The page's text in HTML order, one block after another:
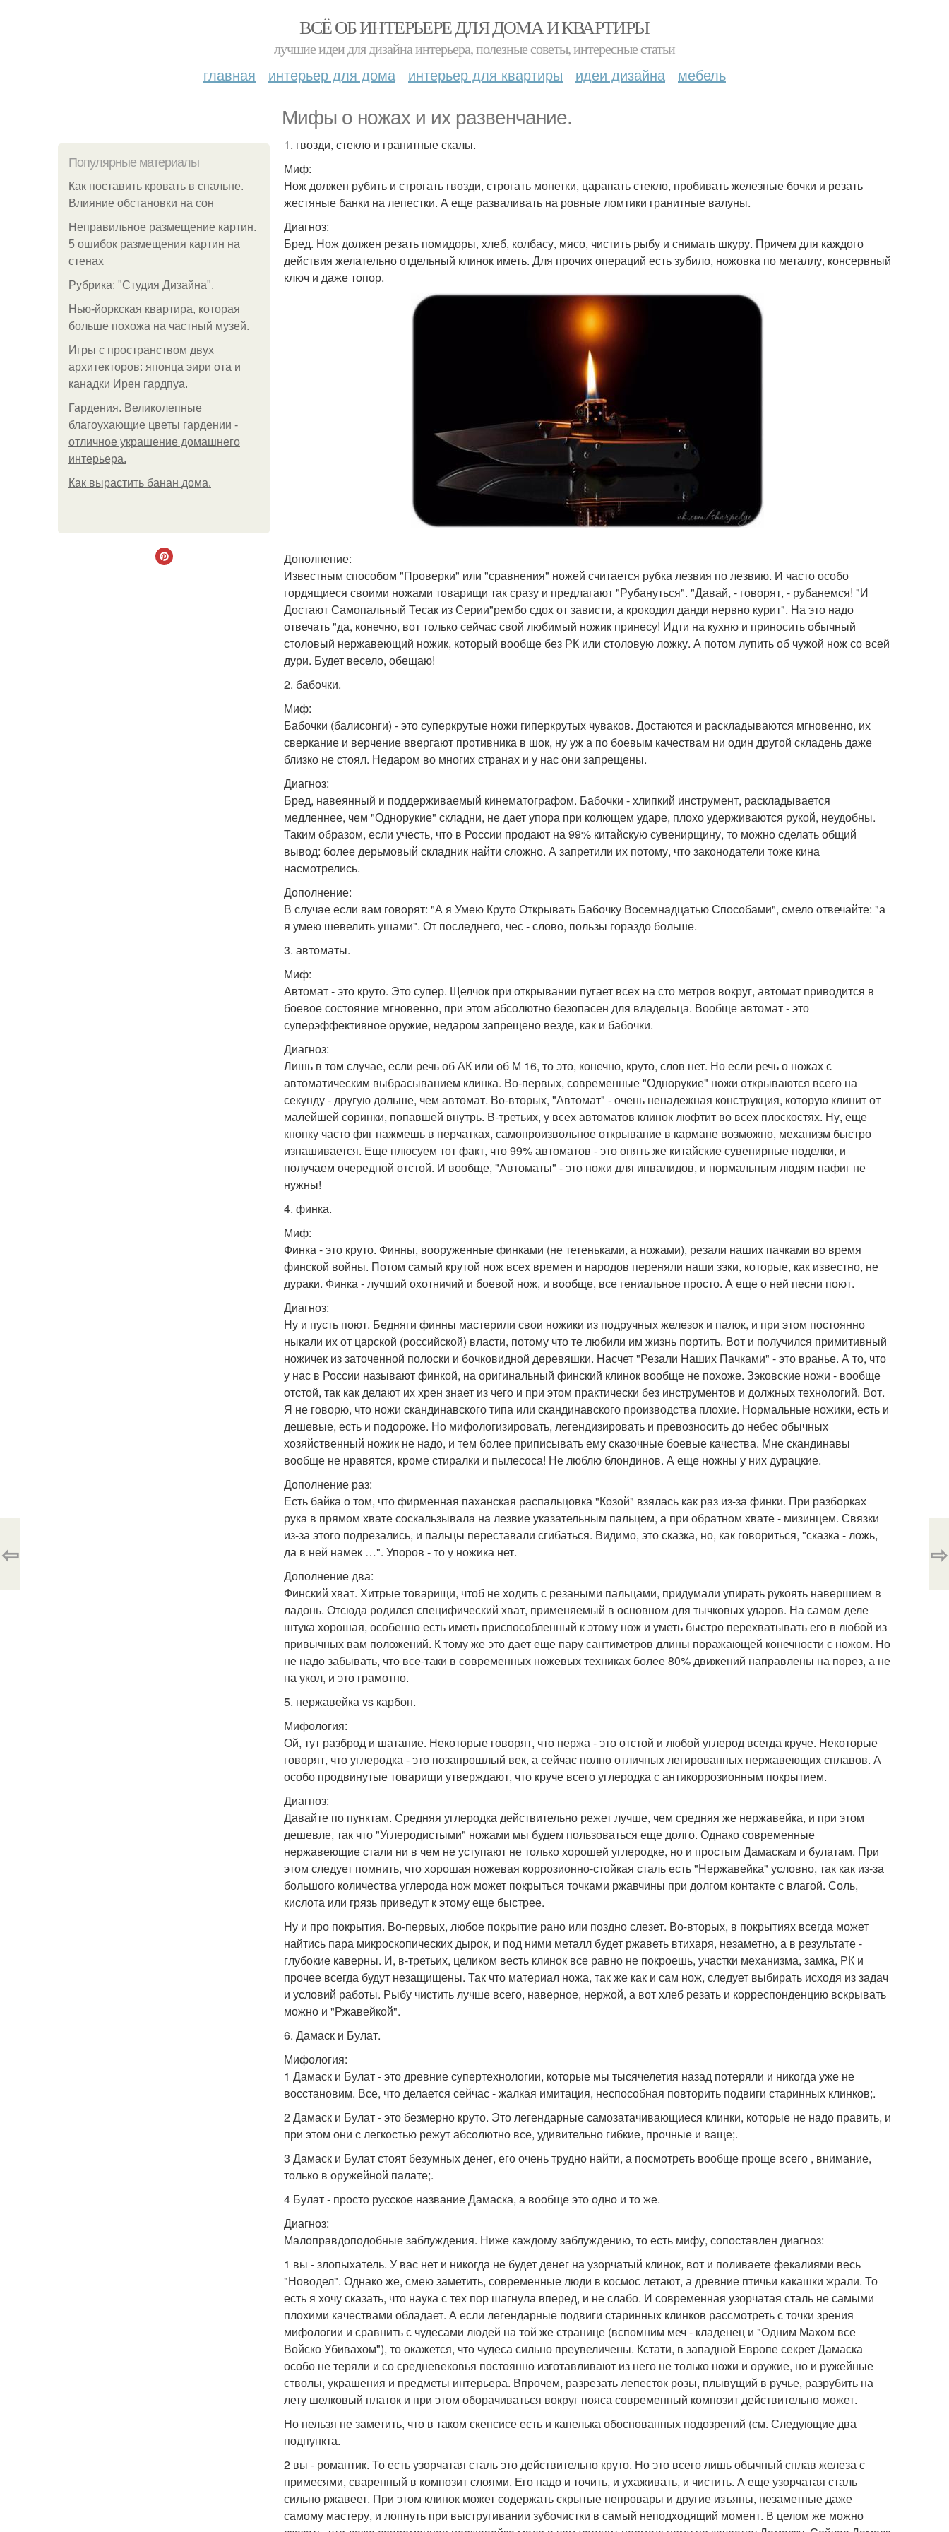
ВСЁ ОБ ИНТЕРЬЕРЕ ДЛЯ ДОМА И КВАРТИРЫ
лучшие идеи для дизайна интерьера, полезные советы, интересные статьи
главная интерьер для дома интерьер для квартиры идеи дизайна мебель
Мифы о ножах и их развенчание.
Популярные материалы
Как поставить кровать в спальне.
Влияние обстановки на сон
Неправильное размещение картин.
5 ошибок размещения картин на
стенах
Рубрика: "Студия Дизайна".
Нью-йоркская квартира, которая
больше похожа на частный музей.
Игры с пространством двух
архитекторов: японца эири ота и
канадки Ирен гардпуа.
Гардения. Великолепные
благоухающие цветы гардении -
отличное украшение домашнего
интерьера.
Как вырастить банан дома.
1. гвозди, стекло и гранитные скалы.
Миф:
Нож должен рубить и строгать гвозди, строгать монетки, царапать стекло, пробивать железные бочки и резать
жестяные банки на лепестки. А еще разваливать на ровные ломтики гранитные валуны.
Диагноз:
Бред. Нож должен резать помидоры, хлеб, колбасу, мясо, чистить рыбу и снимать шкуру. Причем для каждого
действия желательно отдельный клинок иметь. Для прочих операций есть зубило, ножовка по металлу, консервный
ключ и даже топор.
Дополнение:
Известным способом "Проверки" или "сравнения" ножей считается рубка лезвия по лезвию. И часто особо
гордящиеся своими ножами товарищи так сразу и предлагают "Рубануться". "Давай, - говорят, - рубанемся! "И
Достают Самопальный Тесак из Серии"рембо сдох от зависти, а крокодил данди нервно курит". На это надо
отвечать "да, конечно, вот только сейчас свой любимый ножик принесу! Идти на кухню и приносить обычный
столовый нержавеющий ножик, который вообще без РК или столовую ложку. А потом лупить об чужой нож со всей
дури. Будет весело, обещаю!
2. бабочки.
Миф:
Бабочки (балисонги) - это суперкрутые ножи гиперкрутых чуваков. Достаются и раскладываются мгновенно, их
сверкание и верчение ввергают противника в шок, ну уж а по боевым качествам ни один другой складень даже
близко не стоял. Недаром во многих странах и у нас они запрещены.
Диагноз:
Бред, навеянный и поддерживаемый кинематографом. Бабочки - хлипкий инструмент, раскладывается
медленнее, чем "Однорукие" складни, не дает упора при колющем ударе, плохо удерживаются рукой, неудобны.
Таким образом, если учесть, что в России продают на 99% китайскую сувенирщину, то можно сделать общий
вывод: более дерьмовый складник найти сложно. А запретили их потому, что законодатели тоже кина
насмотрелись.
Дополнение:
В случае если вам говорят: "А я Умею Круто Открывать Бабочку Восемнадцатью Способами", смело отвечайте: "а
я умею шевелить ушами". От последнего, чес - слово, пользы гораздо больше.
3. автоматы.
Миф:
Автомат - это круто. Это супер. Щелчок при открывании пугает всех на сто метров вокруг, автомат приводится в
боевое состояние мгновенно, при этом абсолютно безопасен для владельца. Вообще автомат - это
суперэффективное оружие, недаром запрещено везде, как и бабочки.
Диагноз:
Лишь в том случае, если речь об АК или об М 16, то это, конечно, круто, слов нет. Но если речь о ножах с
автоматическим выбрасыванием клинка. Во-первых, современные "Однорукие" ножи открываются всего на
секунду - другую дольше, чем автомат. Во-вторых, "Автомат" - очень ненадежная конструкция, которую клинит от
малейшей соринки, попавшей внутрь. В-третьих, у всех автоматов клинок люфтит во всех плоскостях. Ну, еще
кнопку часто фиг нажмешь в перчатках, самопроизвольное открывание в кармане возможно, механизм быстро
изнашивается. Еще плюсуем тот факт, что 99% автоматов - это опять же китайские сувенирные поделки, и
получаем очередной отстой. И вообще, "Автоматы" - это ножи для инвалидов, и нормальным людям нафиг не
нужны!
4. финка.
Миф:
Финка - это круто. Финны, вооруженные финками (не тетеньками, а ножами), резали наших пачками во время
финской войны. Потом самый крутой нож всех времен и народов переняли наши зэки, которые, как известно, не
дураки. Финка - лучший охотничий и боевой нож, и вообще, все гениальное просто. А еще о ней песни поют.
Диагноз:
Ну и пусть поют. Бедняги финны мастерили свои ножики из подручных железок и палок, и при этом постоянно
ныкали их от царской (российской) власти, потому что те любили им жизнь портить. Вот и получился примитивный
ножичек из заточенной полоски и бочковидной деревяшки. Насчет "Резали Наших Пачками" - это вранье. А то, что
у нас в России называют финкой, на оригинальный финский клинок вообще не похоже. Зэковские ножи - вообще
отстой, так как делают их хрен знает из чего и при этом практически без инструментов и должных технологий. Вот.
Я не говорю, что ножи скандинавского типа или скандинавского производства плохие. Нормальные ножики, есть и
дешевые, есть и подороже. Но мифологизировать, легендизировать и превозносить до небес обычных
хозяйственный ножик не надо, и тем более приписывать ему сказочные боевые качества. Мне скандинавы
вообще не нравятся, кроме стиралки и пылесоса! Не люблю блондинов. А еще ножны у них дурацкие.
Дополнение раз:
Есть байка о том, что фирменная паханская распальцовка "Козой" взялась как раз из-за финки. При разборках
рука в прямом хвате соскальзывала на лезвие указательным пальцем, а при обратном хвате - мизинцем. Связки
из-за этого подрезались, и пальцы переставали сгибаться. Видимо, это сказка, но, как говориться, "сказка - ложь,
да в ней намек …". Упоров - то у ножика нет.
Дополнение два:
Финский хват. Хитрые товарищи, чтоб не ходить с резаными пальцами, придумали упирать рукоять навершием в
ладонь. Отсюда родился специфический хват, применяемый в основном для тычковых ударов. На самом деле
штука хорошая, особенно есть иметь приспособленный к этому нож и уметь быстро перехватывать его в любой из
привычных вам положений. К тому же это дает еще пару сантиметров длины поражающей конечности с ножом. Но
не надо забывать, что все-таки в современных ножевых техниках более 80% движений направлены на порез, а не
на укол, и это грамотно.
5. нержавейка vs карбон.
Мифология:
Ой, тут разброд и шатание. Некоторые говорят, что нержа - это отстой и любой углерод всегда круче. Некоторые
говорят, что углеродка - это позапрошлый век, а сейчас полно отличных легированных нержавеющих сплавов. А
особо продвинутые товарищи утверждают, что круче всего углеродка с антикоррозионным покрытием.
Диагноз:
Давайте по пунктам. Средняя углеродка действительно режет лучше, чем средняя же нержавейка, и при этом
дешевле, так что "Углеродистыми" ножами мы будем пользоваться еще долго. Однако современные
нержавеющие стали ни в чем не уступают не только хорошей углеродке, но и простым Дамаскам и булатам. При
этом следует помнить, что хорошая ножевая коррозионно-стойкая сталь есть "Нержавейка" условно, так как из-за
большого количества углерода нож может покрыться точками ржавчины при долгом контакте с влагой. Соль,
кислота или грязь приведут к этому еще быстрее.
Ну и про покрытия. Во-первых, любое покрытие рано или поздно слезет. Во-вторых, в покрытиях всегда может
найтись пара микроскопических дырок, и под ними металл будет ржаветь втихаря, незаметно, а в результате -
глубокие каверны. И, в-третьих, целиком весть клинок все равно не покроешь, участки механизма, замка, РК и
прочее всегда будут незащищены. Так что материал ножа, так же как и сам нож, следует выбирать исходя из задач
и условий работы. Рыбу чистить лучше всего, наверное, нержой, а вот хлеб резать и корреспонденцию вскрывать
можно и "Ржавейкой".
6. Дамаск и Булат.
Мифология:
1 Дамаск и Булат - это древние супертехнологии, которые мы тысячелетия назад потеряли и никогда уже не
восстановим. Все, что делается сейчас - жалкая имитация, неспособная повторить подвиги старинных клинков;.
2 Дамаск и Булат - это безмерно круто. Это легендарные самозатачивающиеся клинки, которые не надо править, и
при этом они с легкостью режут абсолютно все, удивительно гибкие, прочные и ваще;.
3 Дамаск и Булат стоят безумных денег, его очень трудно найти, а посмотреть вообще проще всего , внимание,
только в оружейной палате;.
4 Булат - просто русское название Дамаска, а вообще это одно и то же.
Диагноз:
Малоправдоподобные заблуждения. Ниже каждому заблуждению, то есть мифу, сопоставлен диагноз:
1 вы - злопыхатель. У вас нет и никогда не будет денег на узорчатый клинок, вот и поливаете фекалиями весь
"Новодел". Однако же, смею заметить, современные люди в космос летают, а древние птичьи какашки жрали. То
есть я хочу сказать, что наука с тех пор шагнула вперед, и не слабо. И современная узорчатая сталь не самыми
плохими качествами обладает. А если легендарные подвиги старинных клинков рассмотреть с точки зрения
мифологии и сравнить с чудесами людей на той же странице (вспомним меч - кладенец и "Одним Махом все
Войско Убивахом"), то окажется, что чудеса сильно преувеличены. Кстати, в западной Европе секрет Дамаска
особо не теряли и со средневековья постоянно изготавливают из него не только ножи и оружие, но и ружейные
стволы, украшения и предметы интерьера. Впрочем, разрезать лепесток розы, плывущий в ручье, разрубить на
лету шелковый платок и при этом оборачиваться вокруг пояса современный композит действительно может.
Но нельзя не заметить, что в таком скепсисе есть и капелька обоснованных подозрений (см. Следующие два
подпункта.
2 вы - романтик. То есть узорчатая сталь это действительно круто. Но это всего лишь обычный сплав железа с
примесями, сваренный в композит слоями. Его надо и точить, и ухаживать, и чистить. А еще узорчатая сталь
сильно ржавеет. При этом клинок может содержать скрытые непровары и другие изъяны, незаметные даже
самому мастеру, и лопнуть при выстругивании зубочистки в самый неподходящий момент. В целом же можно
⇦ ⇨